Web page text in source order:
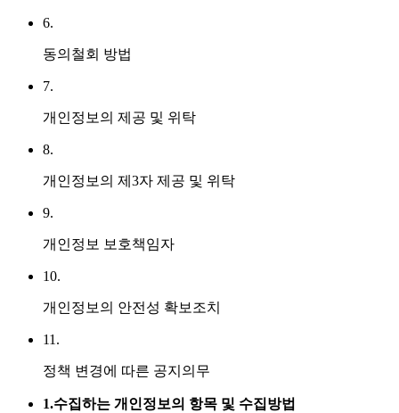
6.
동의철회 방법
7.
개인정보의 제공 및 위탁
8.
개인정보의 제3자 제공 및 위탁
9.
개인정보 보호책임자
10.
개인정보의 안전성 확보조치
11.
정책 변경에 따른 공지의무
1.수집하는 개인정보의 항목 및 수집방법